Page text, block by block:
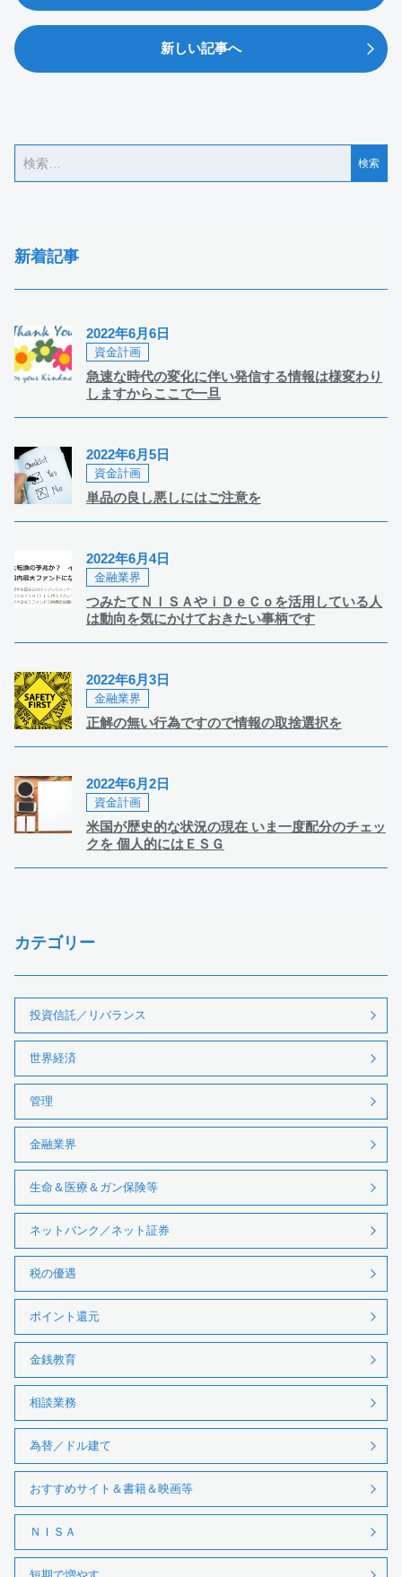
新しい記事へ
新着記事
急速な時代の変化に伴い発信する情報は様変わり
しますからここで一旦
資金計画
2022年6月6日
単品の良し悪しにはご注意を
資金計画
2022年6月5日
つみたてＮＩＳＡやｉＤｅＣｏを活用している人
は動向を気にかけておきたい事柄です
金融業界
2022年6月4日
正解の無い行為ですので情報の取捨選択を
金融業界
2022年6月3日
米国が歴史的な状況の現在 いま一度配分のチェッ
クを 個人的にはＥＳＧ
資金計画
2022年6月2日
カテゴリー
投資信託／リバランス
世界経済
管理
金融業界
生命＆医療＆ガン保険等
ネットバンク／ネット証券
税の優遇
ポイント還元
金銭教育
相談業務
為替／ドル建て
おすすめサイト＆書籍＆映画等
ＮＩＳＡ